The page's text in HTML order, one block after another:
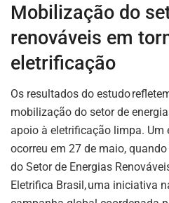
Mobilização do
renováveis em
eletrificação
Os resultados do estudo
mobilização do setor de
apoio à eletrificação limpa. Um
ocorreu em 27 de maio,
do Setor de Energias
Eletrifica Brasil, uma iniciativa